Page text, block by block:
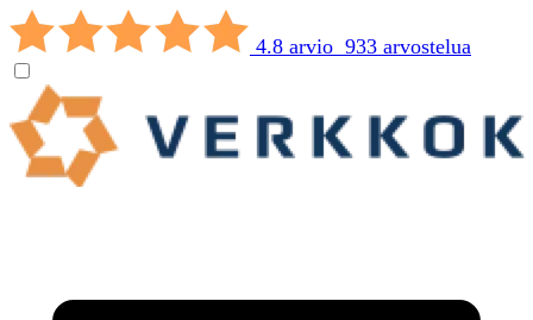
4.8 arvio 933 arvostelua